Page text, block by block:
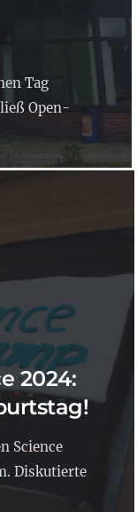
Tag
Open-
2024:
Science
Diskutierte